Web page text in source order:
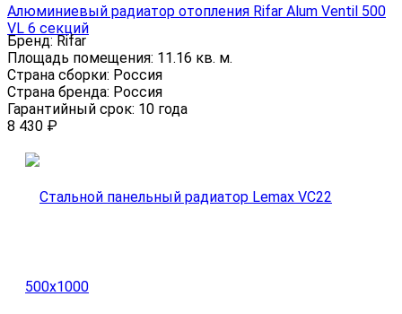
Алюминиевый радиатор отопления Rifar Alum Ventil 500
VL 6 секций
Бренд: Rifar
Площадь помещения: 11.16 кв. м.
Страна сборки: Россия
Страна бренда: Россия
Гарантийный срок: 10 года
8 430 ₽